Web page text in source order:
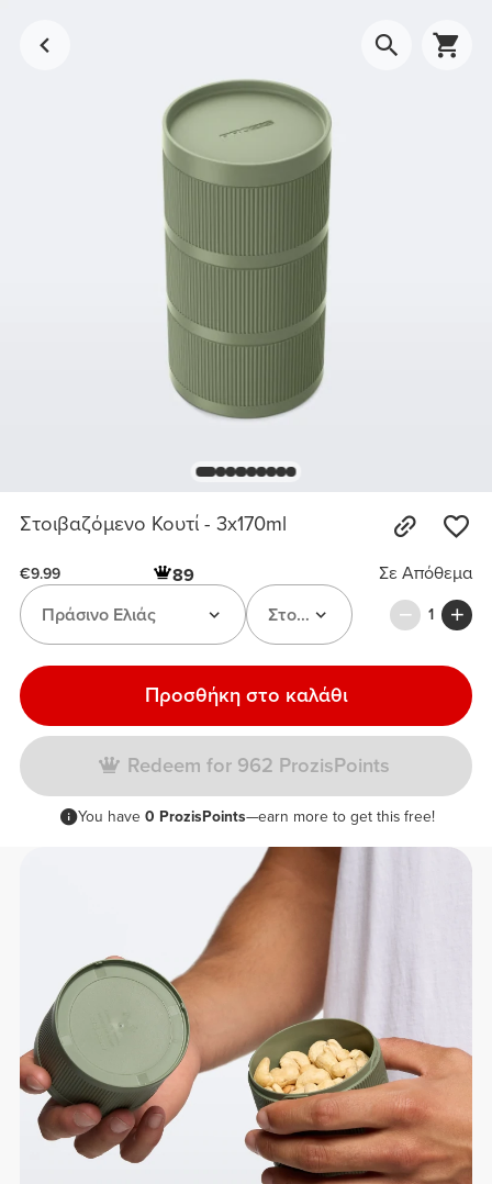
Στοιβαζόμενο Κουτί - 3x170ml
€9.99 89
Σε Απόθεμα
Στοιβαζόμενο Κουτί
Πράσινο Ελιάς 1
Προσθήκη στο καλάθι
Redeem for 962 ProzisPoints
You have 0 ProzisPoints—earn more to get this free!